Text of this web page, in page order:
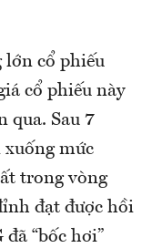
cổ phiếu
cổ phiếu này
qua. Sau 7
mức
trong vòng
đạt được hồi
“bốc hơi”